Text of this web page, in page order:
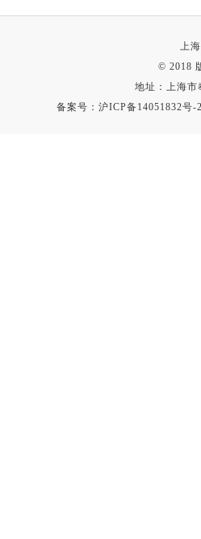
上
© 2018
地址：上海市
备案号：沪ICP备14051832号-